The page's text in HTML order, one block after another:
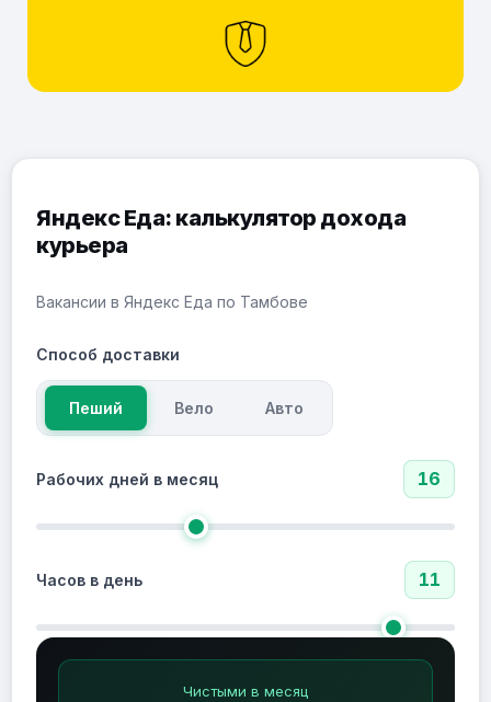
Яндекс Еда: калькулятор дохода
курьера
Вакансии в Яндекс Еда по Тамбове
Способ доставки
Пеший Вело Авто
Рабочих дней в месяц 16
Часов в день 11
Чистыми в месяц